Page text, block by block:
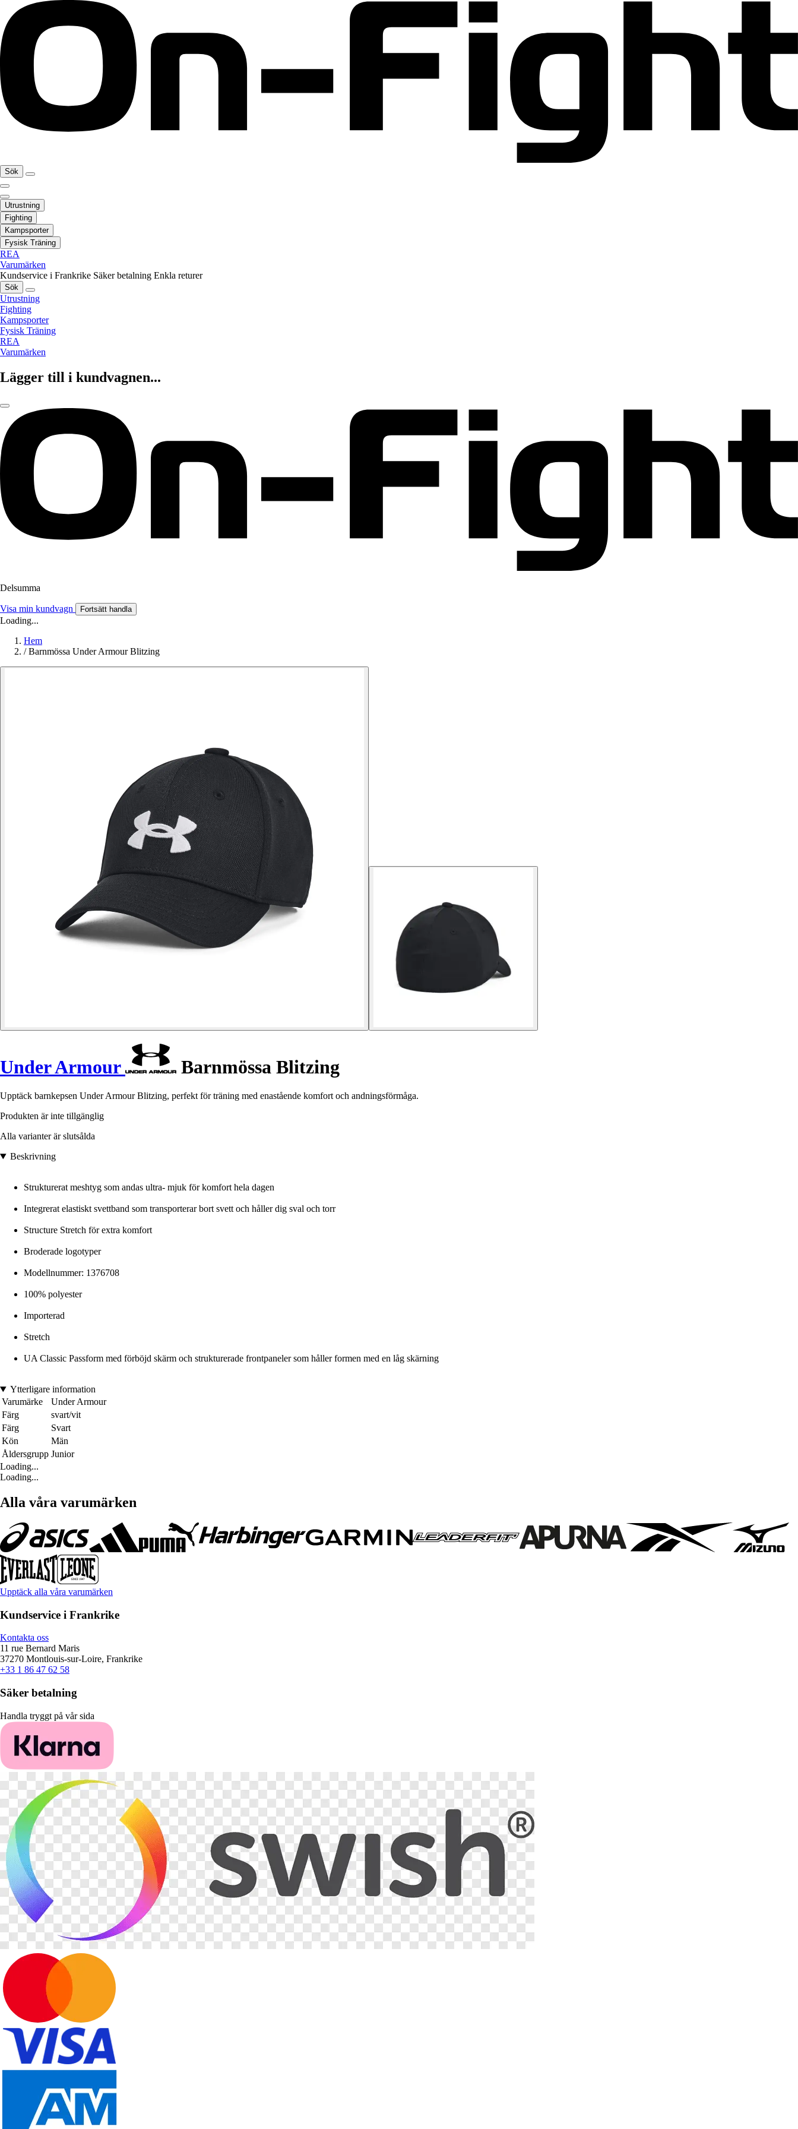
Sök
Utrustning
Fighting
Kampsporter
Fysisk Träning
REA
Varumärken
Kundservice i Frankrike Säker betalning Enkla returer
Sök
Utrustning
Fighting
Kampsporter
Fysisk Träning
REA
Varumärken
Lägger till i kundvagnen...
Delsumma
Visa min kundvagn Fortsätt handla
Loading...
Hem
/ Barnmössa Under Armour Blitzing
Under Armour Barnmössa Blitzing
Upptäck barnkepsen Under Armour Blitzing, perfekt för träning med enastående komfort och andningsförmåga.
Produkten är inte tillgänglig
Alla varianter är slutsålda
Beskrivning
Strukturerat meshtyg som andas ultra- mjuk för komfort hela dagen
Integrerat elastiskt svettband som transporterar bort svett och håller dig sval och torr
Structure Stretch för extra komfort
Broderade logotyper
Modellnummer: 1376708
100% polyester
Importerad
Stretch
UA Classic Passform med förböjd skärm och strukturerade frontpaneler som håller formen med en låg skärning
Ytterligare information
Varumärke
Under Armour
Färg
svart/vit
Färg
Svart
Kön
Män
Åldersgrupp Junior
Loading...
Loading...
Alla våra varumärken
Upptäck alla våra varumärken
Kundservice i Frankrike
Kontakta oss
11 rue Bernard Maris
37270 Montlouis-sur-Loire, Frankrike
+33 1 86 47 62 58
Säker betalning
Handla tryggt på vår sida